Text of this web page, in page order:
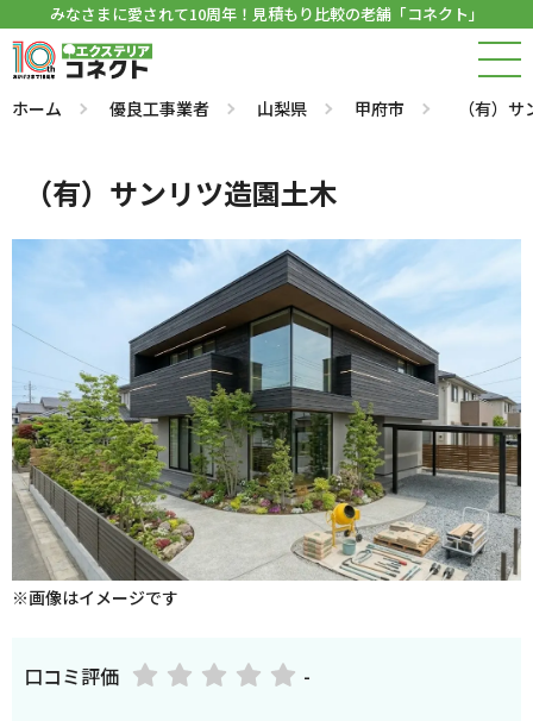
みなさまに愛されて10周年！見積もり比較の老舗「コネクト」
ホーム 優良工事業者 山梨県 甲府市 （有）
（有）サンリツ造園土木
※画像はイメージです
口コミ評価 -